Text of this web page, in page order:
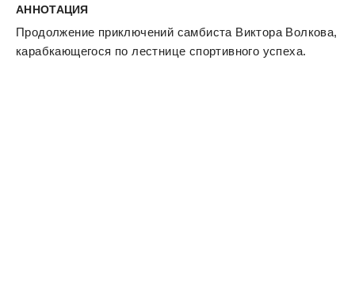
АННОТАЦИЯ
Продолжение приключений самбиста Виктора Волкова,
карабкающегося по лестнице спортивного успеха.